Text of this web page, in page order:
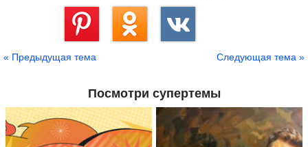
« Предыдущая тема Следующая тема »
Посмотри супертемы